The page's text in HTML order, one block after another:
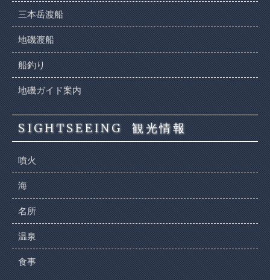
三本岳渡船
地磯渡船
船釣り
地磯ガイド案内
SIGHTSEEING 観光情報
噴火
海
名所
温泉
食事